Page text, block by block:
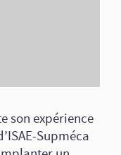
son expérience
Supméca